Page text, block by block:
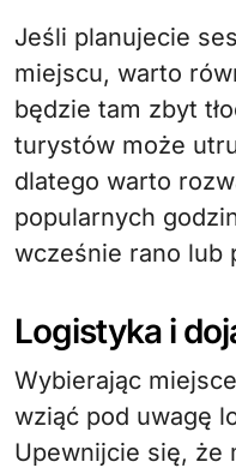
Jeśli planujecie
miejscu, warto
będzie tam zbyt
turystów może
dlatego warto
popularnych
wcześnie rano lub
Logistyka i
Wybierając
wziąć pod uwagę
Upewnijcie się, że